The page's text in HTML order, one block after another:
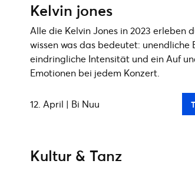
Kelvin jones
Alle die Kelvin Jones in 2023 erleben
wissen was das bedeutet: unendliche
eindringliche Intensität und ein Auf
Emotionen bei jedem Konzert.
12. April | Bi Nuu
Kultur & Tanz